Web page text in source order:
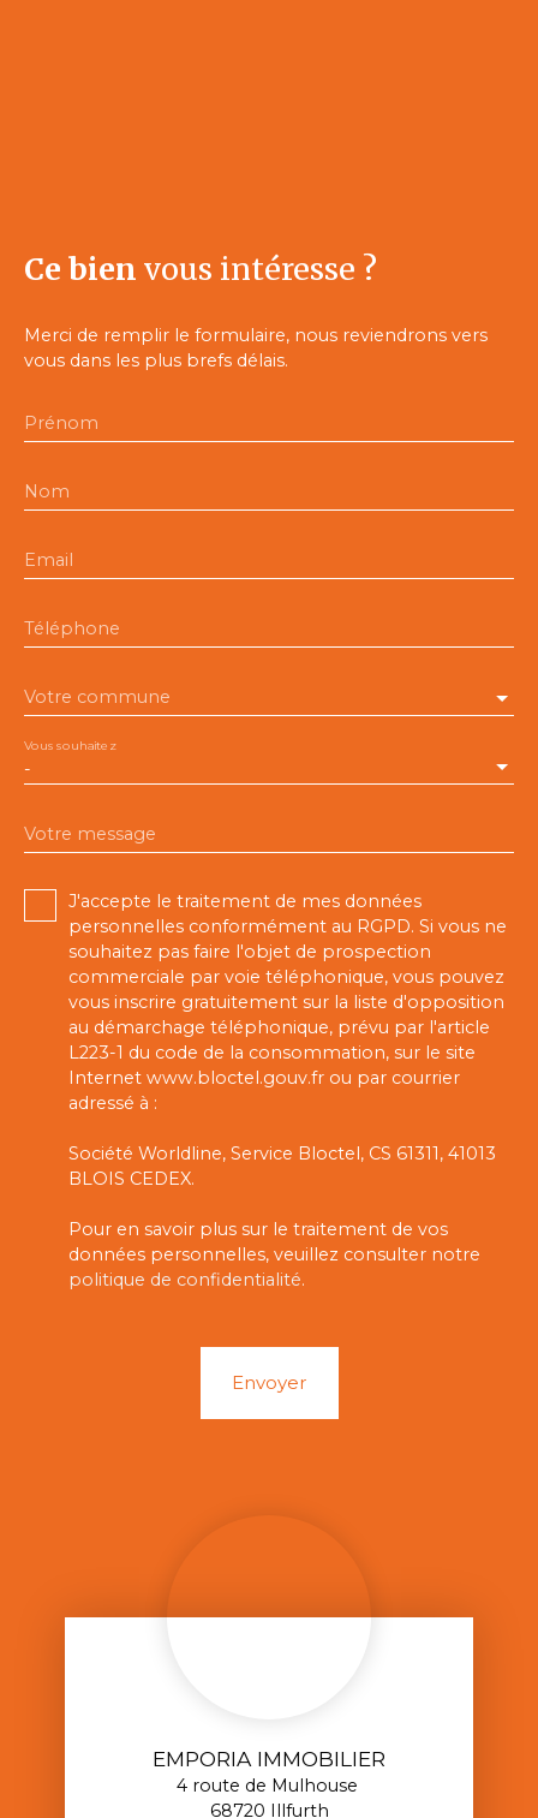
Ce bien vous intéresse ?
Merci de remplir le formulaire, nous reviendrons vers
vous dans les plus brefs délais.
Prénom
Nom
Email
Téléphone
Votre commune
-
Vous souhaitez
Votre message
J'accepte le traitement de mes données
personnelles conformément au RGPD. Si vous ne
souhaitez pas faire l'objet de prospection
commerciale par voie téléphonique, vous pouvez
vous inscrire gratuitement sur la liste d'opposition
au démarchage téléphonique, prévu par l'article
L223-1 du code de la consommation, sur le site
Internet www.bloctel.gouv.fr ou par courrier
adressé à :
Société Worldline, Service Bloctel, CS 61311, 41013
BLOIS CEDEX.
Pour en savoir plus sur le traitement de vos
données personnelles, veuillez consulter notre
politique de confidentialité.
Envoyer
EMPORIA IMMOBILIER
4 route de Mulhouse
68720 Illfurth